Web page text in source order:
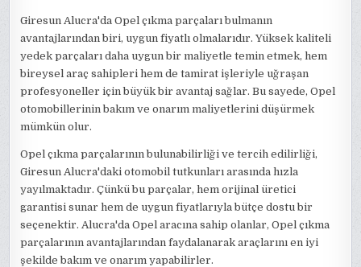
Giresun Alucra'da Opel çıkma parçaları bulmanın
avantajlarından biri, uygun fiyatlı olmalarıdır. Yüksek kaliteli
yedek parçaları daha uygun bir maliyetle temin etmek, hem
bireysel araç sahipleri hem de tamirat işleriyle uğraşan
profesyoneller için büyük bir avantaj sağlar. Bu sayede, Opel
otomobillerinin bakım ve onarım maliyetlerini düşürmek
mümkün olur.
Opel çıkma parçalarının bulunabilirliği ve tercih edilirliği,
Giresun Alucra'daki otomobil tutkunları arasında hızla
yayılmaktadır. Çünkü bu parçalar, hem orijinal üretici
garantisi sunar hem de uygun fiyatlarıyla bütçe dostu bir
seçenektir. Alucra'da Opel aracına sahip olanlar, Opel çıkma
parçalarının avantajlarından faydalanarak araçlarını en iyi
şekilde bakım ve onarım yapabilirler.